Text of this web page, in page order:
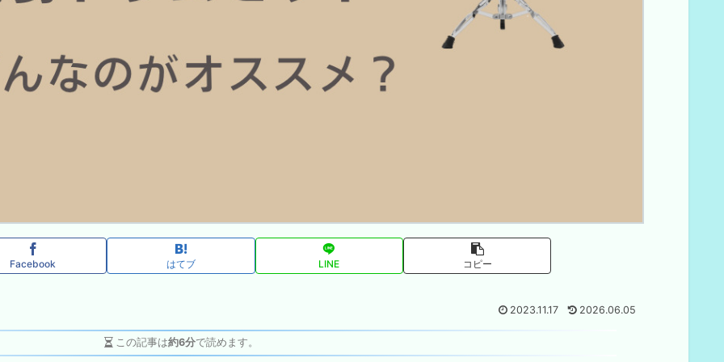
Facebook はてブ LINE コピー
2023.11.17 2026.06.05
この記事は約6分で読めます。